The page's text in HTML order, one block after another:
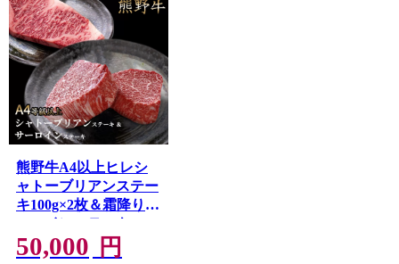
熊野牛A4以上ヒレシ
ャトーブリアンステー
キ100g×2枚＆霜降りサ
ーロインステーキ
180g×2枚
50,000 円